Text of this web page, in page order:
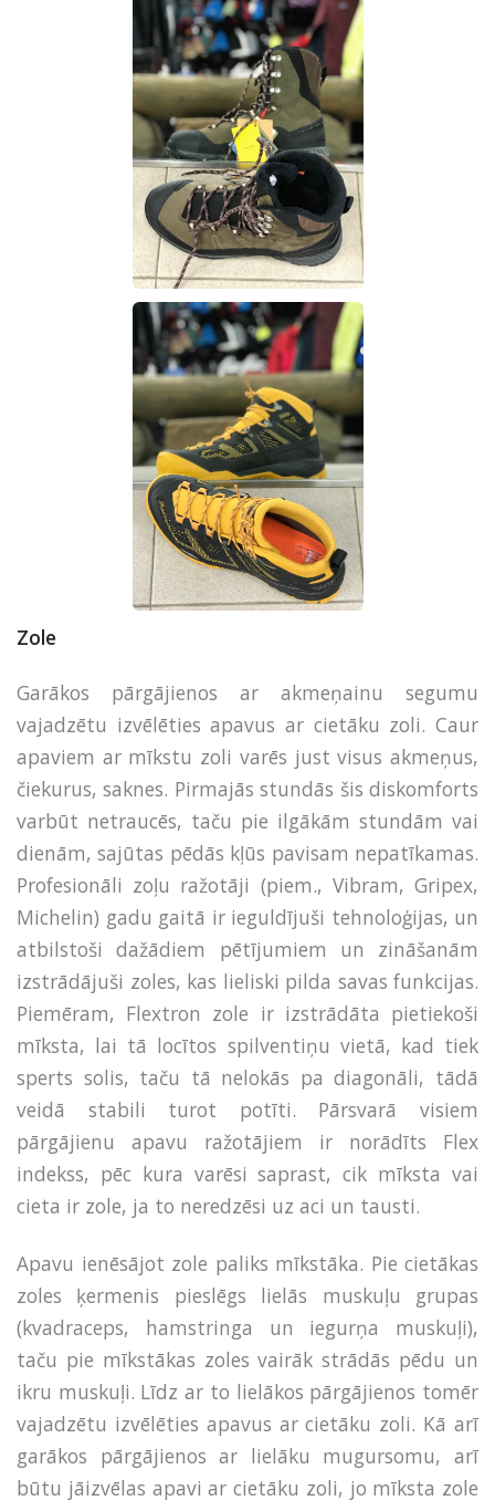
Zole
Garākos pārgājienos ar akmeņainu segumu
vajadzētu izvēlēties apavus ar cietāku zoli. Caur
apaviem ar mīkstu zoli varēs just visus akmeņus,
čiekurus, saknes. Pirmajās stundās šis diskomforts
varbūt netraucēs, taču pie ilgākām stundām vai
dienām, sajūtas pēdās kļūs pavisam nepatīkamas.
Profesionāli zoļu ražotāji (piem., Vibram, Gripex,
Michelin) gadu gaitā ir ieguldījuši tehnoloģijas, un
atbilstoši dažādiem pētījumiem un zināšanām
izstrādājuši zoles, kas lieliski pilda savas funkcijas.
Piemēram, Flextron zole ir izstrādāta pietiekoši
mīksta, lai tā locītos spilventiņu vietā, kad tiek
sperts solis, taču tā nelokās pa diagonāli, tādā
veidā stabili turot potīti. Pārsvarā visiem
pārgājienu apavu ražotājiem ir norādīts Flex
indekss, pēc kura varēsi saprast, cik mīksta vai
cieta ir zole, ja to neredzēsi uz aci un tausti.
Apavu ienēsājot zole paliks mīkstāka. Pie cietākas
zoles ķermenis pieslēgs lielās muskuļu grupas
(kvadraceps, hamstringa un iegurņa muskuļi),
taču pie mīkstākas zoles vairāk strādās pēdu un
ikru muskuļi. Līdz ar to lielākos pārgājienos tomēr
vajadzētu izvēlēties apavus ar cietāku zoli. Kā arī
garākos pārgājienos ar lielāku mugursomu, arī
būtu jāizvēlas apavi ar cietāku zoli, jo mīksta zole